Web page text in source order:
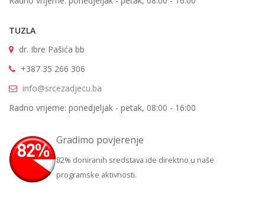
TUZLA
dr. Ibre Pašića bb
+387 35 266 306
info@srcezadjecu.ba
Radno vrijeme: ponedjeljak - petak, 08:00 - 16:00
Gradimo povjerenje
82% doniranih sredstava ide direktno u naše
programske aktivnosti.